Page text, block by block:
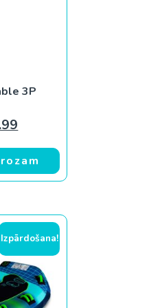
3P
price was: €299.99.
Izpārdošana!